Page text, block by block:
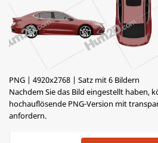
PNG | 4920x2768 | Satz mit 6 Bildern
Nachdem Sie das Bild eingestellt haben,
hochauflösende PNG-Version mit
anfordern.